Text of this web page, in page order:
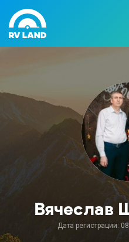
Вячеслав
Дата регистрации: